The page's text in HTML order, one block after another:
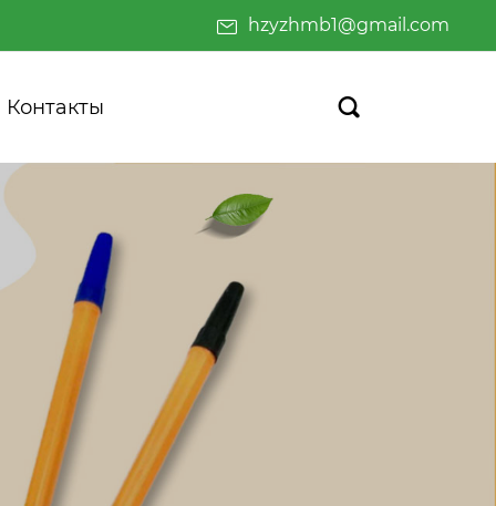
hzyzhmb1@gmail.com
Контакты 